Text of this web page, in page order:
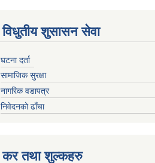
विधुतीय शुसासन सेवा
घटना दर्ता
सामाजिक सुरक्षा
नागरिक वडापत्र
निवेदनको ढाँचा
कर तथा शुल्कहरु